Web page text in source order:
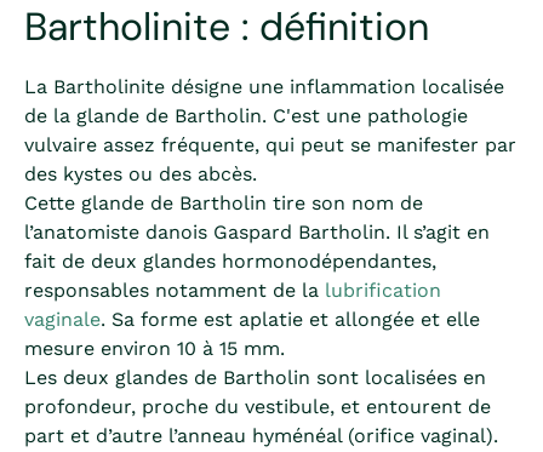
Bartholinite : définition
La Bartholinite désigne une inflammation localisée
de la glande de Bartholin. C'est une pathologie
vulvaire assez fréquente, qui peut se manifester par
des kystes ou des abcès.
Cette glande de Bartholin tire son nom de
l’anatomiste danois Gaspard Bartholin. Il s’agit en
fait de deux glandes hormonodépendantes,
responsables notamment de la lubrification
vaginale. Sa forme est aplatie et allongée et elle
mesure environ 10 à 15 mm.
Les deux glandes de Bartholin sont localisées en
profondeur, proche du vestibule, et entourent de
part et d’autre l’anneau hyménéal (orifice vaginal).